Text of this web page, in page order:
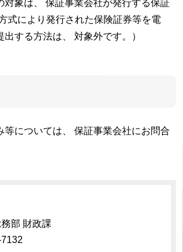
対象は、 保証事業会社が発行する保証
式により発行された保険証券等を電
する方法は、 対象外です。）
等については、 保証事業会社にお問合
部 財政課